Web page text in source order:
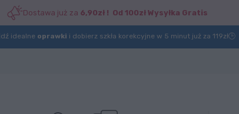
Dostawa już za 6,90zł ! Od 100zł Wysyłka Gratis
idealne oprawki i dobierz szkła korekcyjne w 5 minut już za 119zł🕒